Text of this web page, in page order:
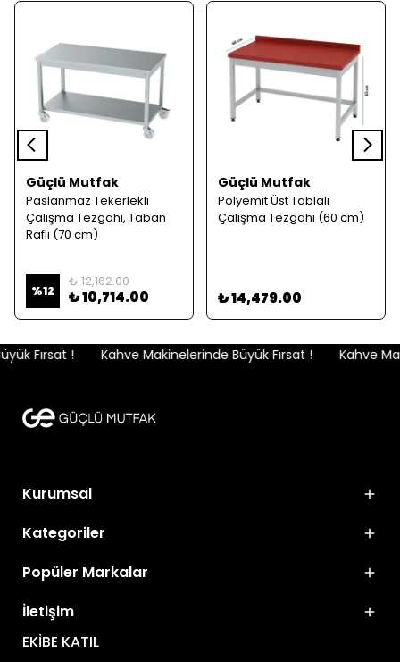
Güçlü Mutfak
Paslanmaz Tekerlekli
Çalışma Tezgahı, Taban
Raflı (70 cm)
%12
₺ 12,162.00
₺ 10,714.00
Güçlü Mutfak
Polyemit Üst Tablalı
Çalışma Tezgahı (60 cm)
₺ 14,479.00
Fırsat ! Kahve Makinelerinde Büyük Fırsat ! Kahve
Kurumsal
Kategoriler
Popüler Markalar
İletişim
EKİBE KATIL